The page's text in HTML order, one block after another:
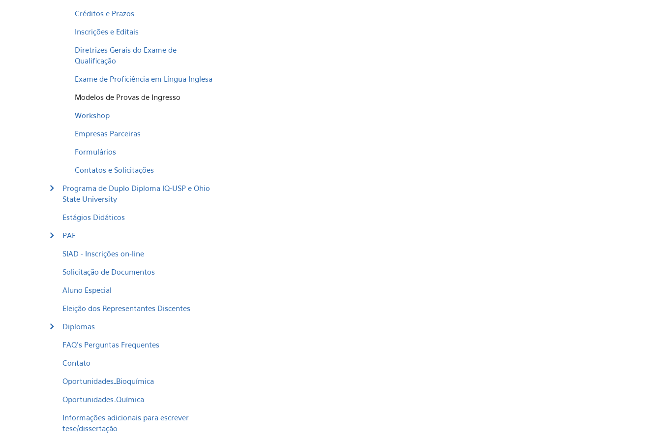
Créditos e Prazos
Inscrições e Editais
Diretrizes Gerais do Exame de
Qualificação
Exame de Proficiência em Língua Inglesa
Modelos de Provas de Ingresso
Workshop
Empresas Parceiras
Formulários
Contatos e Solicitações
Programa de Duplo Diploma IQ-USP e Ohio
State University
Estágios Didáticos
PAE
SIAD - Inscrições on-line
Solicitação de Documentos
Aluno Especial
Eleição dos Representantes Discentes
Diplomas
FAQ's Perguntas Frequentes
Contato
Oportunidades_Bioquímica
Oportunidades_Química
Informações adicionais para escrever
tese/dissertação